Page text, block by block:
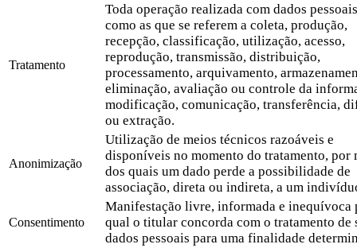
Tratamento
Toda operação realizada com dados
como as que se referem a coleta, produção,
recepção, classificação, utilização, acesso,
reprodução, transmissão, distribuição,
processamento, arquivamento,
eliminação, avaliação ou controle da
modificação, comunicação, transferência,
ou extração.
Anonimização
Utilização de meios técnicos razoáveis e
disponíveis no momento do tratamento, por
dos quais um dado perde a possibilidade de
associação, direta ou indireta, a um
Consentimento
Manifestação livre, informada e inequívoca
qual o titular concorda com o tratamento de
dados pessoais para uma finalidade